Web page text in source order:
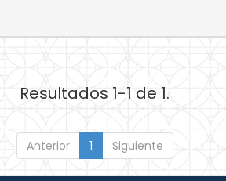
Resultados 1-1 de 1.
Anterior 1 Siguiente